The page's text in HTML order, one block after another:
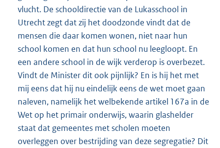
vlucht. De schooldirectie van de Lukasschool in
Utrecht zegt dat zij het doodzonde vindt dat de
mensen die daar komen wonen, niet naar hun
school komen en dat hun school nu leegloopt. En
een andere school in de wijk verderop is overbezet.
Vindt de Minister dit ook pijnlijk? En is hij het met
mij eens dat hij nu eindelijk eens de wet moet gaan
naleven, namelijk het welbekende artikel 167a in de
Wet op het primair onderwijs, waarin glashelder
staat dat gemeentes met scholen moeten
overleggen over bestrijding van deze segregatie? Dit